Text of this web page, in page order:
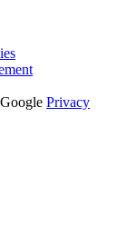
Privacy